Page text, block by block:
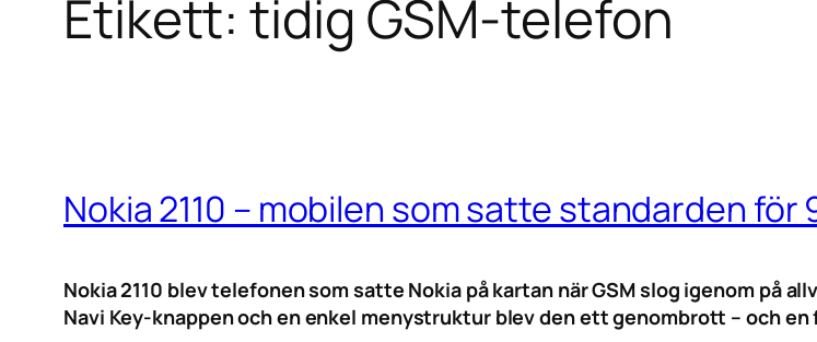
Etikett:tidig GSM-telefon
Nokia 2110 – mobilen som satte standarden
Nokia 2110 blev telefonen som satte Nokia på kartan när GSM slog igenom på
Navi Key-knappen och en enkel menystruktur blev den ett genombrott – och